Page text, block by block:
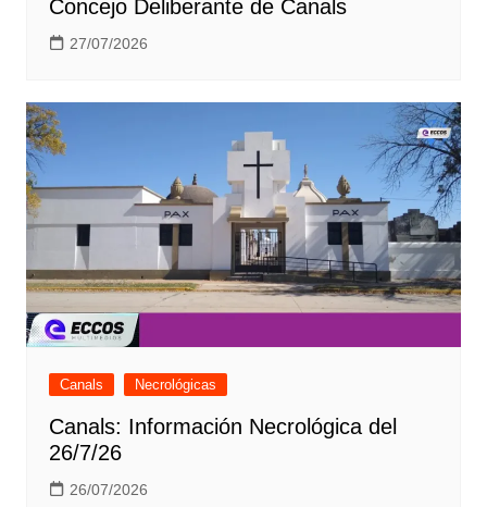
Concejo Deliberante de Canals
27/07/2026
Canals Necrológicas
Canals: Información Necrológica del
26/7/26
26/07/2026